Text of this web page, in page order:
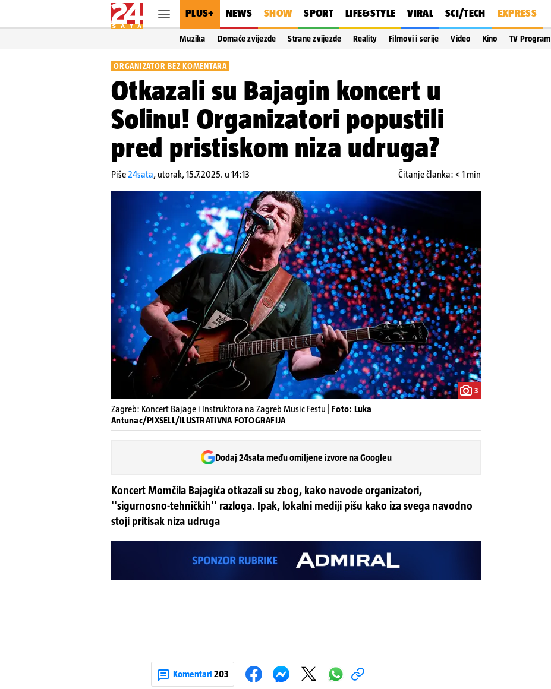
PLUS+ NEWS SHOW SPORT LIFE&STYLE VIRAL SCI/TECH EXPRESS
Muzika Domaće zvijezde Strane zvijezde Reality Filmovi i serije Video Kino TV Program
ORGANIZATOR BEZ KOMENTARA
Otkazali su Bajagin koncert u
Solinu! Organizatori popustili
pred pristiskom niza udruga?
Piše24sata, utorak, 15.7.2025. u 14:13 Čitanje članka: < 1 min
3
Zagreb: Koncert Bajage i Instruktora na Zagreb Music Festu | Foto: Luka
Antunac/PIXSELL/ILUSTRATIVNA FOTOGRAFIJA
Dodaj 24sata među omiljene izvore na Googleu
Koncert Momčila Bajagića otkazali su zbog, kako navode organizatori,
''sigurnosno-tehničkih'' razloga. Ipak, lokalni mediji pišu kako iza svega navodno
stoji pritisak niza udruga
Komentari 203